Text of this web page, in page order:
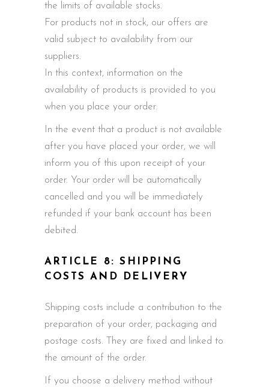
the limits of available stocks.
For products not in stock, our offers are
valid subject to availability from our
suppliers.
In this context, information on the
availability of products is provided to you
when you place your order.
In the event that a product is not available
after you have placed your order, we will
inform you of this upon receipt of your
order. Your order will be automatically
cancelled and you will be immediately
refunded if your bank account has been
debited.
ARTICLE 8: SHIPPING
COSTS AND DELIVERY
Shipping costs include a contribution to the
preparation of your order, packaging and
postage costs. They are fixed and linked to
the amount of the order.
If you choose a delivery method without